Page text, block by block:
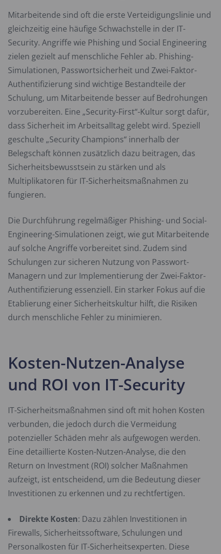
Mitarbeitende sind oft die erste Verteidigungslinie und
gleichzeitig eine häufige Schwachstelle in der IT-
Security. Angriffe wie Phishing und Social Engineering
zielen gezielt auf menschliche Fehler ab. Phishing-
Simulationen, Passwortsicherheit und Zwei-Faktor-
Authentifizierung sind wichtige Bestandteile der
Schulung, um Mitarbeitende besser auf Bedrohungen
vorzubereiten. Eine „Security-First“-Kultur sorgt dafür,
dass Sicherheit im Arbeitsalltag gelebt wird. Speziell
geschulte „Security Champions“ innerhalb der
Belegschaft können zusätzlich dazu beitragen, das
Sicherheitsbewusstsein zu stärken und als
Multiplikatoren für IT-Sicherheitsmaßnahmen zu
fungieren.
Die Durchführung regelmäßiger Phishing- und Social-
Engineering-Simulationen zeigt, wie gut Mitarbeitende
auf solche Angriffe vorbereitet sind. Zudem sind
Schulungen zur sicheren Nutzung von Passwort-
Managern und zur Implementierung der Zwei-Faktor-
Authentifizierung essenziell. Ein starker Fokus auf die
Etablierung einer Sicherheitskultur hilft, die Risiken
durch menschliche Fehler zu minimieren.
Kosten-Nutzen-Analyse
und ROI von IT-Security
IT-Sicherheitsmaßnahmen sind oft mit hohen Kosten
verbunden, die jedoch durch die Vermeidung
potenzieller Schäden mehr als aufgewogen werden.
Eine detaillierte Kosten-Nutzen-Analyse, die den
Return on Investment (ROI) solcher Maßnahmen
aufzeigt, ist entscheidend, um die Bedeutung dieser
Investitionen zu erkennen und zu rechtfertigen.
Direkte Kosten: Dazu zählen Investitionen in
Firewalls, Sicherheitssoftware, Schulungen und
Personalkosten für IT-Sicherheitsexperten. Diese